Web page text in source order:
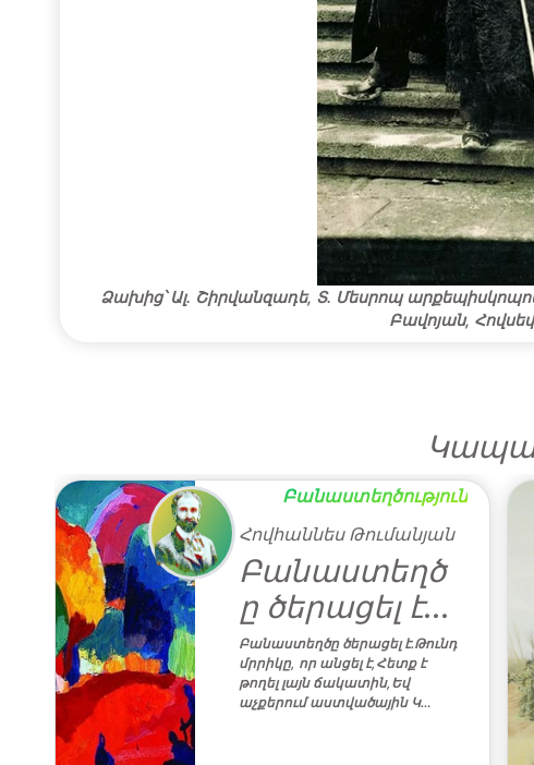
Ձախից՝ Ալ. Շիրվանզադե, Տ. Մեսրոպ
Բավոյան,
Բանաստեղծություն
Հովհաննես Թումանյան
Բանաստեղծ
ը ծերացել է...
Բանաստեղծը ծերացել է.Թունդ
մրրիկը, որ անցել է,Հետք է
թողել լայն ճակատին,Եվ
աչքերում աստվածային Կ…